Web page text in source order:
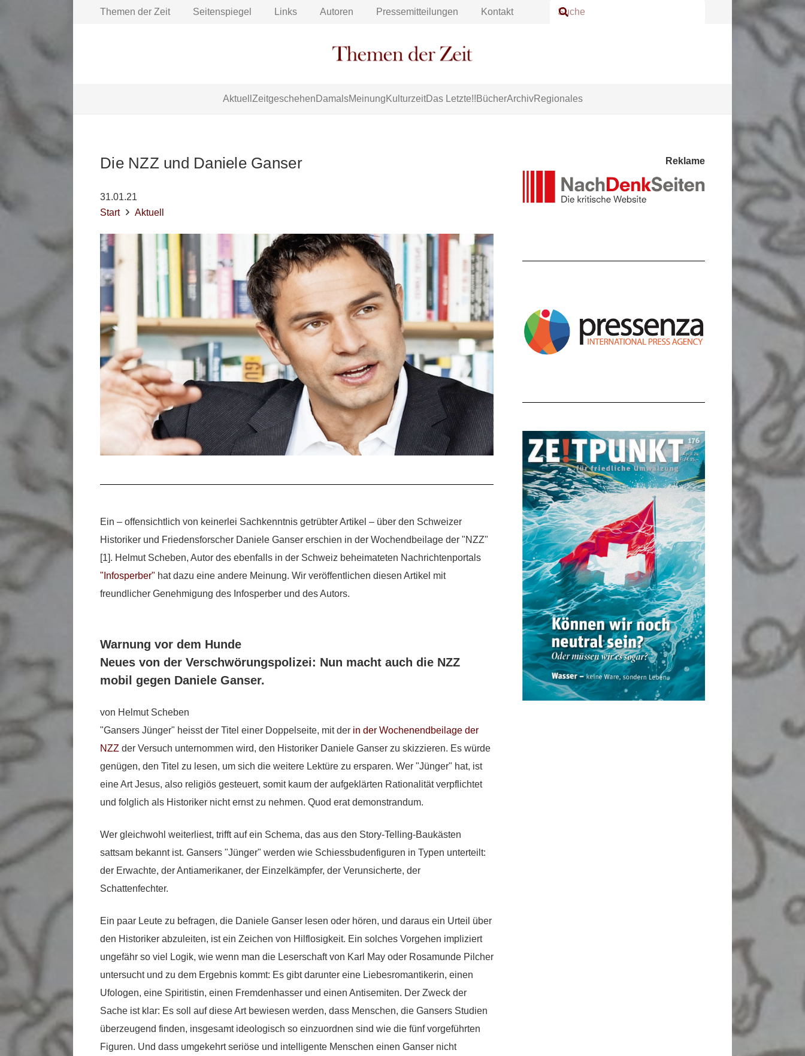
Themen der Zeit Seitenspiegel Links Autoren Pressemitteilungen Kontakt
Aktuell Zeitgeschehen DamalsMeinung KulturzeitDas Letzte!! BücherArchivRegionales
Die NZZ und Daniele Ganser
31.01.21
Start
Aktuell
Ein – offensichtlich von keinerlei Sachkenntnis getrübter Artikel – über den Schweizer
Historiker und Friedensforscher Daniele Ganser erschien in der Wochendbeilage der "NZZ"
[1]. Helmut Scheben, Autor des ebenfalls in der Schweiz beheimateten Nachrichtenportals
"Infosperber" hat dazu eine andere Meinung. Wir veröffentlichen diesen Artikel mit
freundlicher Genehmigung des Infosperber und des Autors.
Warnung vor dem Hunde
Neues von der Verschwörungspolizei: Nun macht auch die NZZ
mobil gegen Daniele Ganser.
von Helmut Scheben
"Gansers Jünger" heisst der Titel einer Doppelseite, mit der in der Wochenendbeilage der
NZZ der Versuch unternommen wird, den Historiker Daniele Ganser zu skizzieren. Es würde
genügen, den Titel zu lesen, um sich die weitere Lektüre zu ersparen. Wer "Jünger" hat, ist
eine Art Jesus, also religiös gesteuert, somit kaum der aufgeklärten Rationalität verpflichtet
und folglich als Historiker nicht ernst zu nehmen. Quod erat demonstrandum.
Wer gleichwohl weiterliest, trifft auf ein Schema, das aus den Story-Telling-Baukästen
sattsam bekannt ist. Gansers "Jünger" werden wie Schiessbudenfiguren in Typen unterteilt:
der Erwachte, der Antiamerikaner, der Einzelkämpfer, der Verunsicherte, der
Schattenfechter.
Ein paar Leute zu befragen, die Daniele Ganser lesen oder hören, und daraus ein Urteil über
den Historiker abzuleiten, ist ein Zeichen von Hilflosigkeit. Ein solches Vorgehen impliziert
ungefähr so viel Logik, wie wenn man die Leserschaft von Karl May oder Rosamunde Pilcher
untersucht und zu dem Ergebnis kommt: Es gibt darunter eine Liebesromantikerin, einen
Ufologen, eine Spiritistin, einen Fremdenhasser und einen Antisemiten. Der Zweck der
Sache ist klar: Es soll auf diese Art bewiesen werden, dass Menschen, die Gansers Studien
überzeugend finden, insgesamt ideologisch so einzuordnen sind wie die fünf vorgeführten
Figuren. Und dass umgekehrt seriöse und intelligente Menschen einen Ganser nicht
Reklame